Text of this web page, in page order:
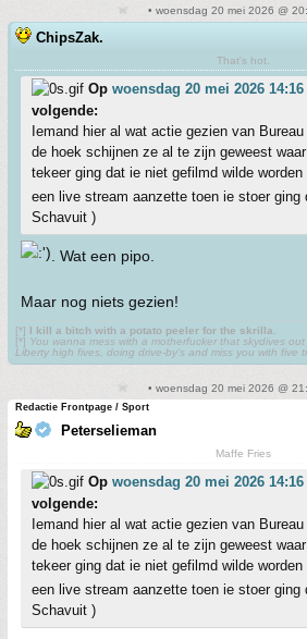
• woensdag 20 mei 2026 @
ChipsZak.
That's hot.
Op woensdag 20 mei 2026 14:16
volgende:
Iemand hier al wat actie gezien van
de hoek schijnen ze al te zijn geweest
tekeer ging dat ie niet gefilmd wilde
een live stream aanzette toen ie stoer ging
Schavuit )
. Wat een pipo.
Maar nog niets gezien!
[*] I kill a bitch with a potato peeler for the skrilla.
[*] You wanna mess with a motherfucker that skydives
Liberty high fives, doing drive-by’s and miss you with five
• woensdag 20 mei 2026 @
Redactie Frontpage / Sport
Peterselieman
Maffe Fries
Op woensdag 20 mei 2026 14:16
volgende:
Iemand hier al wat actie gezien van
de hoek schijnen ze al te zijn geweest
tekeer ging dat ie niet gefilmd wilde
een live stream aanzette toen ie stoer ging
Schavuit )